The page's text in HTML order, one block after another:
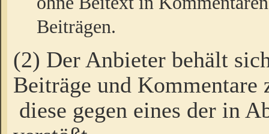
Beiträgen.
(2) Der Anbieter behält
Beiträge und Kommentare
diese gegen eines der in